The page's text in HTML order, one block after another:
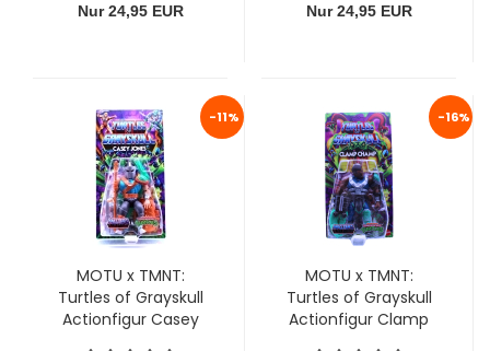
Nur 24,95 EUR
Nur 24,95 EUR
-11%
MOTU x TMNT:
Turtles of Grayskull
Actionfigur Casey
-16%
MOTU x TMNT:
Turtles of Grayskull
Actionfigur Clamp